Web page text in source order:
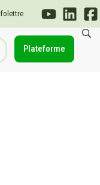
Plateforme